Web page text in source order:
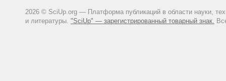
2026 © SciUp.org — Платформа публикаций в области науки,
и литературы. "SciUp" — зарегистрированный товарный знак.